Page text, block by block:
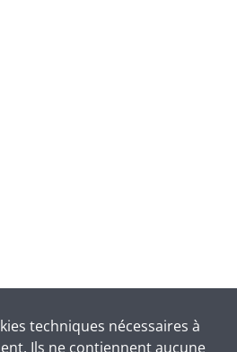
techniques nécessaires à
Ils ne contiennent aucune